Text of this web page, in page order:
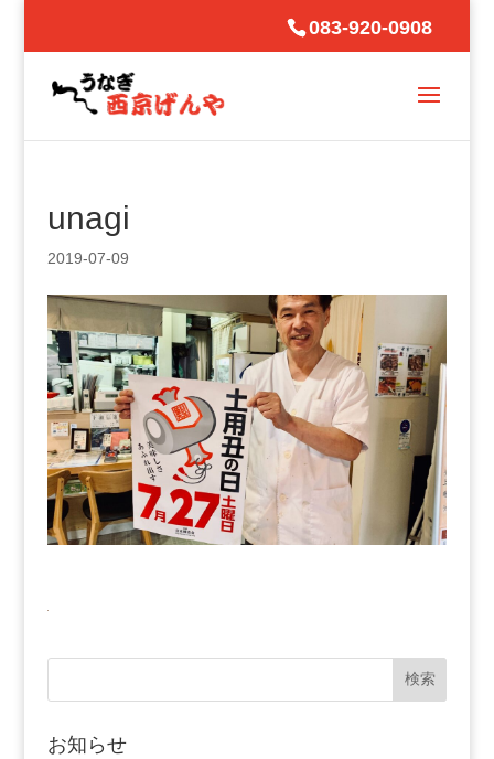
083-920-0908
unagi
2019-07-09
お知らせ